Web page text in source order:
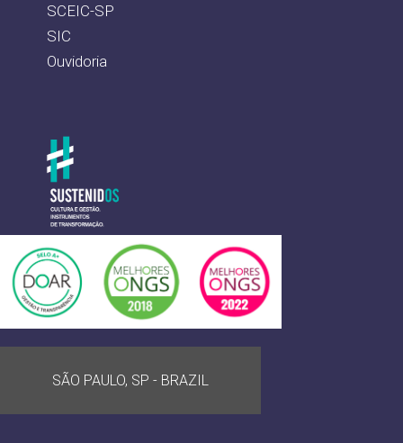
SCEIC-SP
SIC
Ouvidoria
SÃO PAULO, SP - BRAZIL